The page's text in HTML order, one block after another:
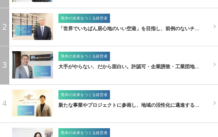
2
熊本の未来をつくる経営者
「世界でいちばん居心地のいい空港」を目指し、前例のないチ…
3
熊本の未来をつくる経営者
大手がやらない、だから面白い。許認可・企業誘致・工業団地…
4
熊本の未来をつくる経営者
新たな事業やプロジェクトに参画し、地域の活性化に邁進する…
熊本の未来をつくる経営者